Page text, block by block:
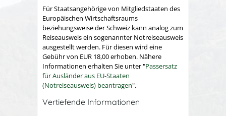
Für Staatsangehörige von Mitgliedstaaten des
Europäischen Wirtschaftsraums
beziehungsweise der Schweiz kann analog zum
Reiseausweis ein sogenannter Notreiseausweis
ausgestellt werden. Für diesen wird eine
Gebühr von EUR 18,00 erhoben. Nähere
Informationen erhalten Sie unter "Passersatz
für Ausländer aus EU-Staaten
(Notreiseausweis) beantragen".
Vertiefende Informationen